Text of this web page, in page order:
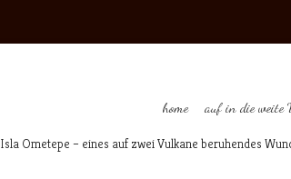
home auf in die weite
Isla Ometepe – eines auf zwei Vulkane beruhendes